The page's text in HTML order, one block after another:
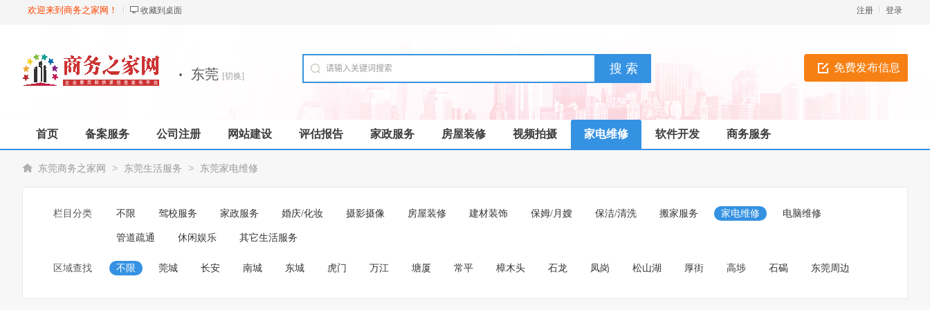
欢迎来到商务之家网！ 收藏到桌面 登录
注册
免费发布信息
· 东莞 [切换]
首页 备案服务 公司注册 网站建设 评估报告 家政服务 房屋装修 视频拍摄 家电维修 软件开发 商务服务
东莞商务之家网 > 东莞生活服务 > 东莞家电维修
栏目分类 不限 驾校服务 家政服务 婚庆/化妆 摄影摄像 房屋装修 建材装饰 保姆/月嫂 保洁/清洗 搬家服务 家电维修 电脑维修
管道疏通 休闲娱乐 其它生活服务
区域查找 不限 莞城 长安 南城 东城 虎门 万江 塘厦 常平 樟木头 石龙 凤岗 松山湖 厚街 高埗 石碣 东莞周边